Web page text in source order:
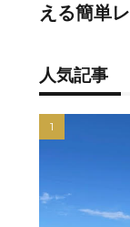
える簡単
人気記事